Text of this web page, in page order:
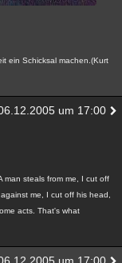
ein Schicksal machen.(Kurt
um 17:00
man steals from me, I cut off
me, I cut off his head,
acts. That's what